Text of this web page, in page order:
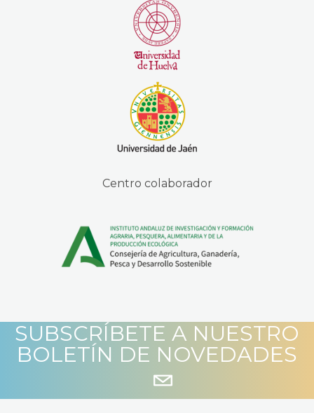
Centro colaborador
SUBSCRÍBETE A NUESTRO
BOLETÍN DE NOVEDADES